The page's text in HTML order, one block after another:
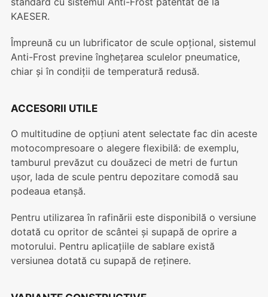
KAESER.
Împreună cu un lubrificator de scule opțional, sistemul
Anti-Frost previne înghețarea sculelor pneumatice,
chiar și în condiții de temperatură redusă.
ACCESORII UTILE
O multitudine de opțiuni atent selectate fac din aceste
motocompresoare o alegere flexibilă: de exemplu,
tamburul prevăzut cu douăzeci de metri de furtun
ușor, lada de scule pentru depozitare comodă sau
podeaua etanșă.
Pentru utilizarea în rafinării este disponibilă o versiune
dotată cu opritor de scântei și supapă de oprire a
motorului. Pentru aplicațiile de sablare există
versiunea dotată cu supapă de reținere.